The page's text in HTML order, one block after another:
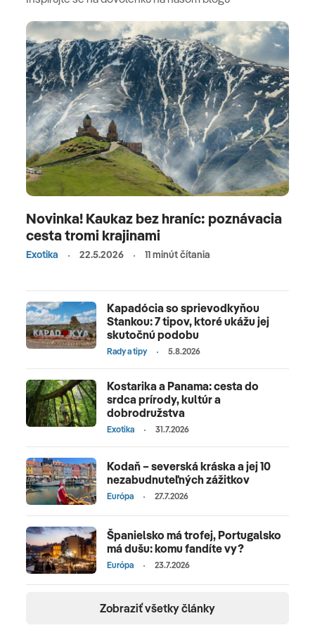
vinárstva, kde starodávne tradície spájajú s najnovšími
technológiami. Vinárstvo je lídrom na miestnom trhu
kvalitných vín. Pozrieme sa i domúzea histórie vína
vo
vinárstve Armenia Wine. Cez mohutné dvere sa
dostaneme do skalnej pivnice, vykopanej 6,5 metra v
čadičovej skale. Degustáciu samozrejhme
nevynecháme. Presúvame sa späť do Jerevanu.Naša
večera bude na jedinečnom mieste, v dome slávnej
arménskej maliarky a etnografky LusikAguletsi
Vstúpiť do jej domu je ako vstúpiť do starovekých čias.
Cítiť teplo starej arméneskej pohostinnosti, nachádza
sa tam množstvo pôvodných dekorácii ako šperky,
opasky, tašky, koberce a pokrývky hlavy, ktoré boli
typické pre arménske ženy.
Saghmosavank
9. deň
TRADÍCIA HARISSY
Víta nás malý "arménsky Vatikán" náboženské
Zastavíme sa i pri pamätníku Mousa Dagh, pozrieme si
katedrálu. VMousa Daghsa zoznámime stradičnou
prípravou harisy. Bude nám chutiť o to viac, že bude
pripravená jednou televíznou hviezdou, ktorá robí
programy o varení. Cestou do Jerevanu sa zastavíme
pri ruinách katedrályZvartnotszo 7. storočia.
Echmiadzin
Novinka! Kaukaz bez hraníc: poznávacia
cesta tromi krajinami
Exotika 22.5.2026 11 minút čítania
Kapadócia so sprievodkyňou
Stankou: 7 tipov, ktoré ukážu jej
skutočnú podobu
Rady a tipy 5.8.2026
Kostarika a Panama: cesta do
srdca prírody, kultúr a
dobrodružstva
Exotika 31.7.2026
Kodaň – severská kráska a jej 10
nezabudnuteľných zážitkov
Európa 27.7.2026
Španielsko má trofej, Portugalsko
má dušu: komu fandíte vy?
Európa 23.7.2026
Zobraziť všetky články